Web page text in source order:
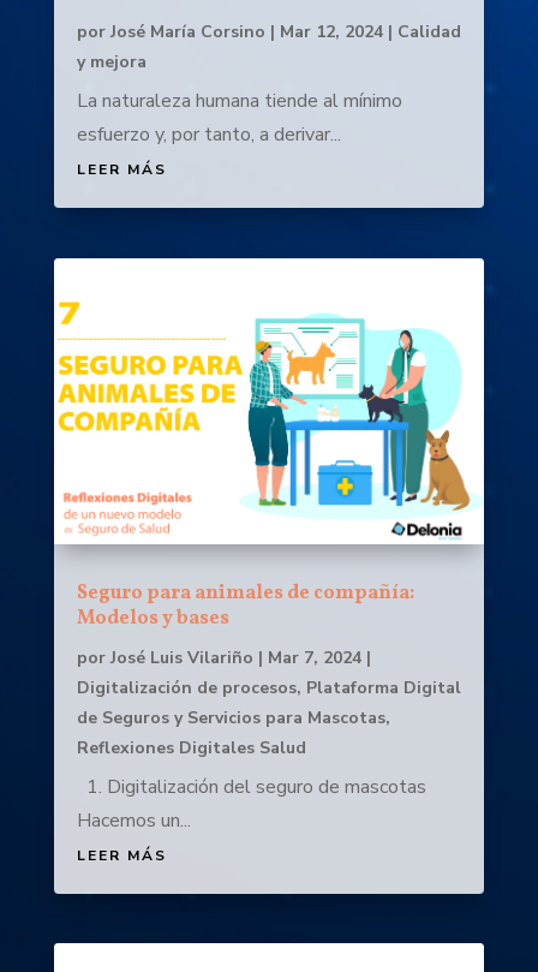
por José María Corsino | Mar 12, 2024| Calidad
y mejora
La naturaleza humana tiende al mínimo
esfuerzo y, por tanto, a derivar...
LEER MÁS
Seguro para animales de compañía:
Modelos y bases
por José Luis Vilariño | Mar 7, 2024|
Digitalización de procesos, Plataforma Digital
de Seguros y Servicios para Mascotas,
Reflexiones Digitales Salud
1. Digitalización del seguro de mascotas
Hacemos un...
LEER MÁS